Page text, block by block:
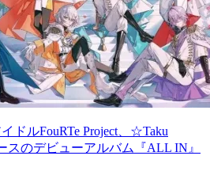
ドルFouRTe Project、☆Taku
スのデビューアルバム『ALL IN』